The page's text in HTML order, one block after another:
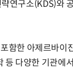
연구소(KDS)와
함한 아제르바이
다양한 기관에